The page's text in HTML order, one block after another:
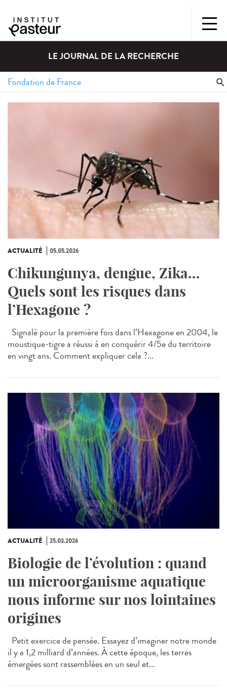
LE JOURNAL DE LA RECHERCHE
ACTUALITÉ 05.05.2026
Chikungunya, dengue, Zika…
Quels sont les risques dans
l’Hexagone ?
Signalé pour la première fois dans l’Hexagone en 2004, le
moustique-tigre a réussi à en conquérir 4/5e du territoire
en vingt ans. Comment expliquer cela ?...
ACTUALITÉ 25.03.2026
Biologie de l’évolution : quand
un microorganisme aquatique
nous informe sur nos lointaines
origines
Petit exercice de pensée. Essayez d’imaginer notre monde
il y a 1,2 milliard d’années. À cette époque, les terres
émergées sont rassemblées en un seul et...